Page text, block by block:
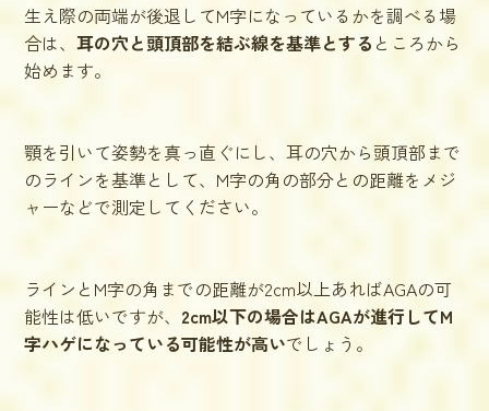
生え際の両端が後退してM字になっているかを調べる場
合は、耳の穴と頭頂部を結ぶ線を基準とする ところから
始めます。
顎を引いて姿勢を真っ直ぐにし、耳の穴から頭頂部まで
のラインを基準として、M字の角の部分との距離をメジ
ャーなどで測定してください。
ラインとM字の角までの距離が2cm以上あればAGAの可
能性は低いですが、 2cm以下の場合はAGAが進行してM
字ハゲになっている可能性が高いでしょう。